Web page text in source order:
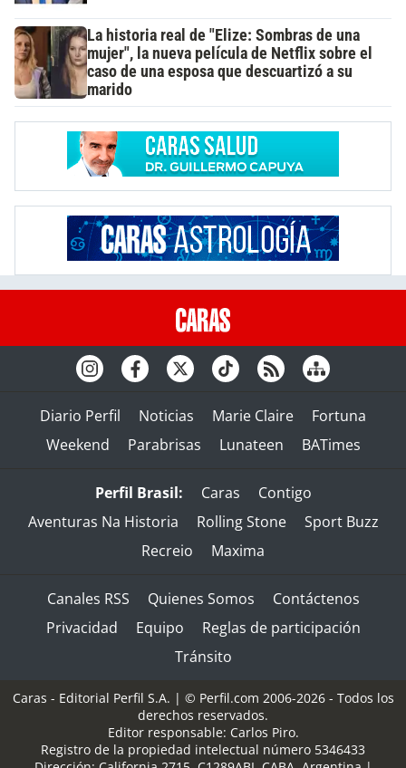
La historia real de "Elize: Sombras de una
mujer", la nueva película de Netflix sobre el
caso de una esposa que descuartizó a su
marido
Diario Perfil Noticias Marie Claire
Fortuna
Weekend
Parabrisas Lunateen BATimes
Perfil Brasil: Caras
Contigo
Aventuras Na Historia
Rolling Stone
Sport Buzz
Recreio
Maxima
Canales RSS Quienes Somos
Contáctenos
Privacidad
Equipo
Reglas de participación
Tránsito
Caras - Editorial Perfil S.A. | © Perfil.com 2006-2026 - Todos los
derechos reservados.
Editor responsable: Carlos Piro.
Registro de la propiedad intelectual número 5346433